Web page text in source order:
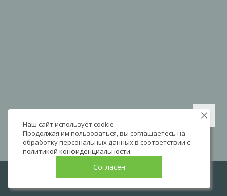
Наш сайт использует cookie.
Продолжая им пользоваться, вы соглашаетесь на
обработку персональных данных в соответствии с
политикой конфиденциальности.
Согласен